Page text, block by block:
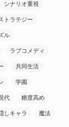
(6)
(8)
(7)
シナリオ重視
トラテジー
ル
ラブコメディ
共同生活
学園
代 糖度高め
しキャラ 魔法